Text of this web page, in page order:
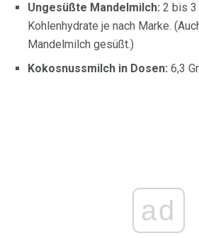
Ungesüßte Mandelmilch: 2 bis 3
Kohlenhydrate je nach Marke.
Mandelmilch gesüßt.)
Kokosnussmilch in Dosen: 6,3
ad